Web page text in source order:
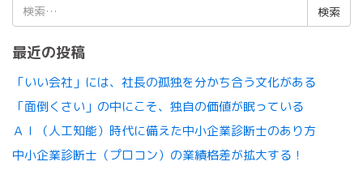
索:
最近の投稿
「いい会社」には、社長の孤独を分かち合う文化がある
「面倒くさい」の中にこそ、独自の価値が眠っている
ＡＩ（人工知能）時代に備えた中小企業診断士のあり方
中小企業診断士（プロコン）の業績格差が拡大する！